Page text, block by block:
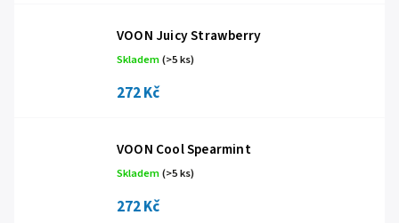
VOON Juicy Strawberry
Skladem(>5 ks)
272 Kč
VOON Cool Spearmint
Skladem(>5 ks)
272 Kč